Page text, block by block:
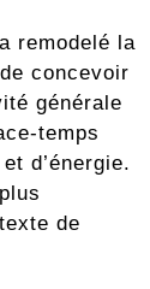
remodelé la
concevoir
générale
temps
d’énergie.
de